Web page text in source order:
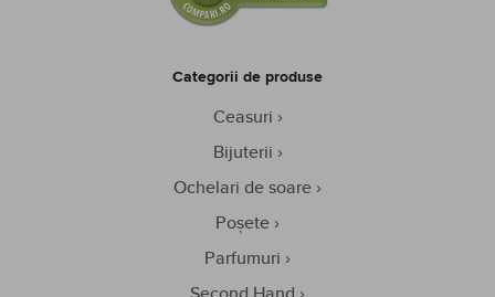
Categorii de produse
Ceasuri
Bijuterii
Ochelari de soare
Poșete
Parfumuri